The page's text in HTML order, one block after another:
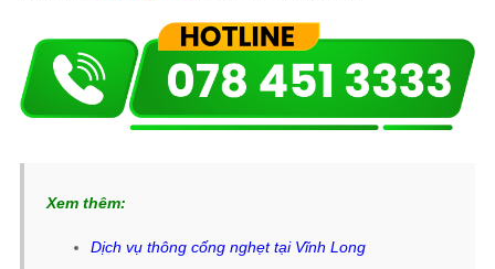
Xem thêm:
Dịch vụ thông cống nghẹt tại Vĩnh Long